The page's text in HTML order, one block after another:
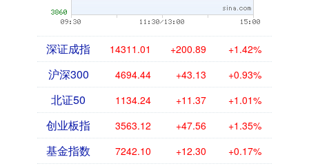
深证成指 14311.01 +200.89 +1.42%
沪深300 4694.44 +43.13 +0.93%
北证50 1134.24 +11.37 +1.01%
创业板指 3563.12 +47.56 +1.35%
基金指数 7242.10 +12.30 +0.17%